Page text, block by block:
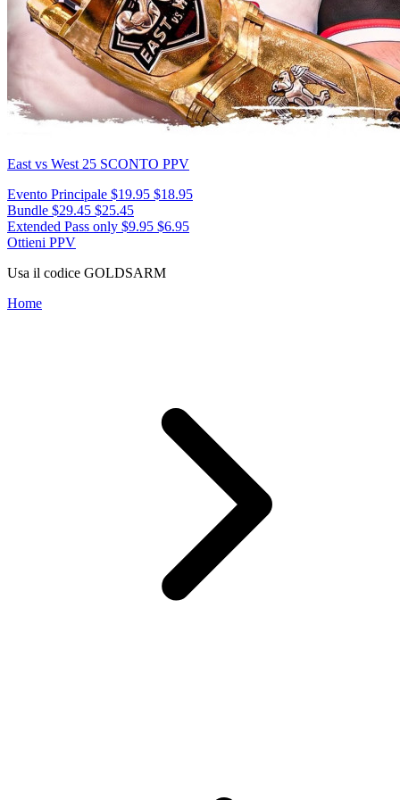
East vs West 25 SCONTO PPV
Evento Principale $19.95 $18.95
Bundle $29.45 $25.45
Extended Pass only $9.95 $6.95
Ottieni PPV
Usa il codice GOLDSARM
Home